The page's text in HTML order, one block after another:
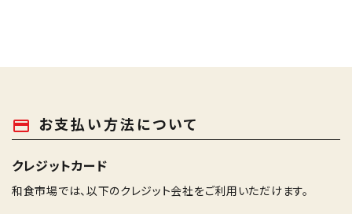
payment お支払い方法について
クレジットカード
和食市場では、以下のクレジット会社をご利用いただけます。